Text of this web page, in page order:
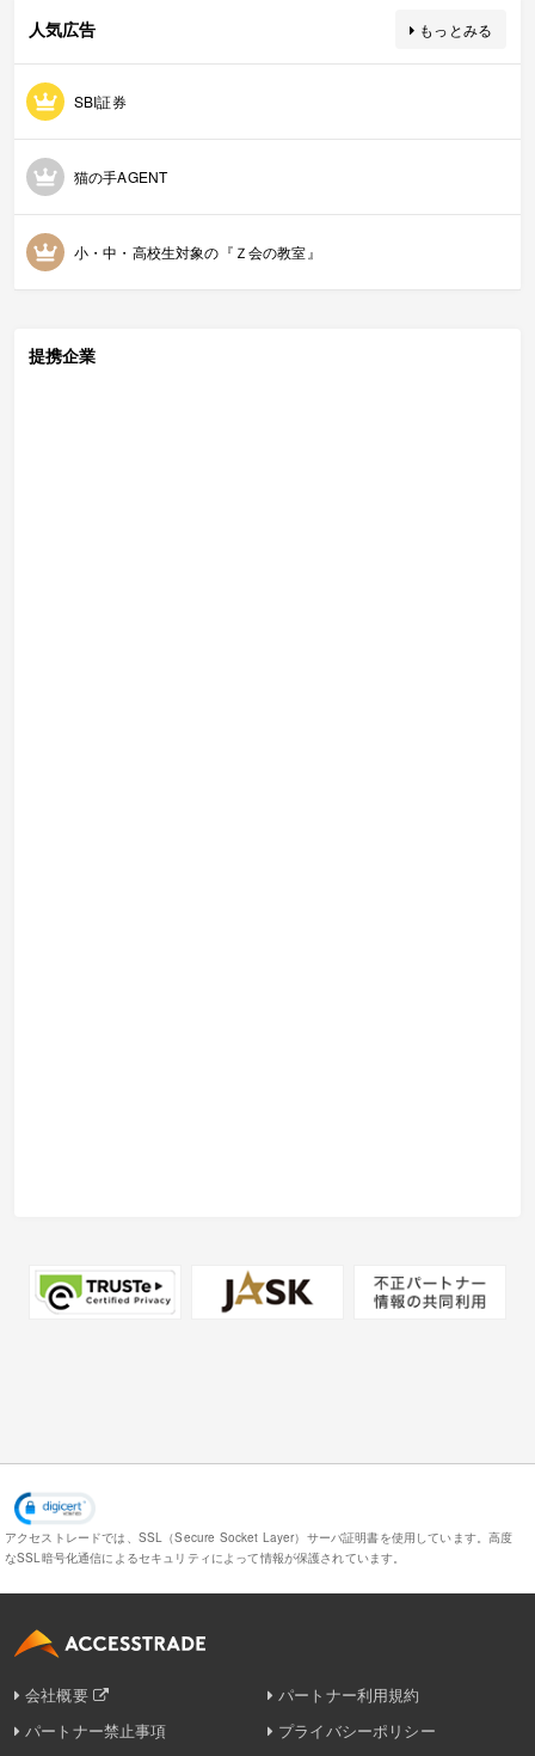
人気広告 もっとみる
SBI証券
猫の手AGENT
小・中・高校生対象の『Ｚ会の教室』
提携企業
アクセストレードでは、SSL（Secure Socket Layer）サーバ証明書を使用しています。高度
なSSL暗号化通信によるセキュリティによって情報が保護されています。
会社概要
パートナー利用規約
パートナー禁止事項
プライバシーポリシー